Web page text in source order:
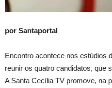
por Santaportal
Encontro acontece nos estúdios
reunir os quatro candidatos, que
A Santa Cecília TV promove, na